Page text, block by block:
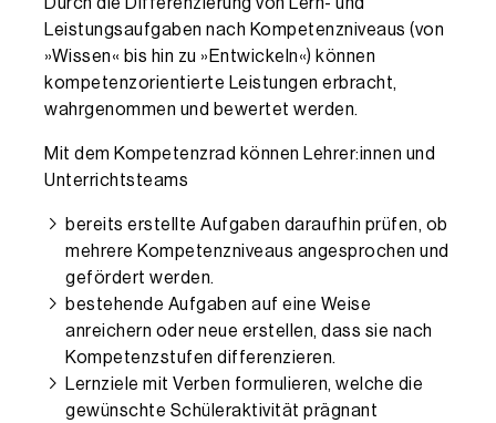
Leistungsaufgaben nach Kompetenzniveaus (von
»Wissen« bis hin zu »Entwickeln«) können
kompetenzorientierte Leistungen erbracht,
wahrgenommen und bewertet werden.
Mit dem Kompetenzrad können Lehrer:innen und
Unterrichtsteams
bereits erstellte Aufgaben daraufhin prüfen, ob
mehrere Kompetenzniveaus angesprochen und
gefördert werden.
bestehende Aufgaben auf eine Weise
anreichern oder neue erstellen, dass sie nach
Kompetenzstufen differenzieren.
Lernziele mit Verben formulieren, welche die
gewünschte Schüleraktivität prägnant